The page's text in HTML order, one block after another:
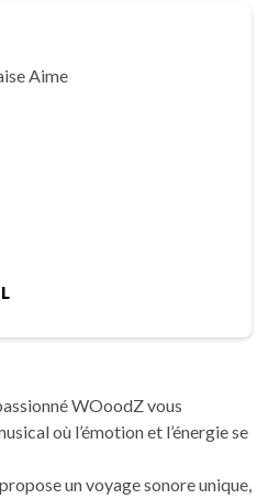
Aime
WOoodZ vous
où l’émotion et l’énergie se
un voyage sonore unique,